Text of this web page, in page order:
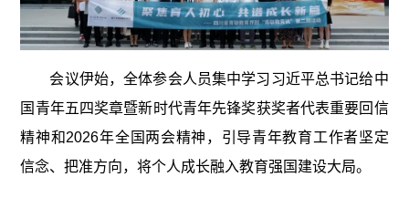
会议伊始，全体参会人员集中学习习近平总书记给中
国青年五四奖章暨新时代青年先锋奖获奖者代表重要回信
精神和2026年全国两会精神，引导青年教育工作者坚定
信念、把准方向，将个人成长融入教育强国建设大局。